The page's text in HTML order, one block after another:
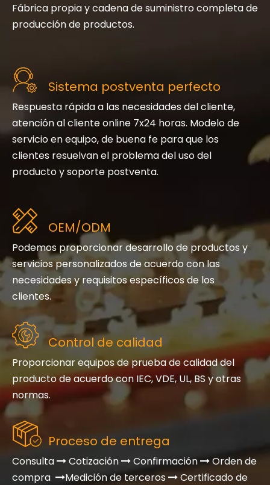
Fábrica propia y cadena de suministro completa de
producción de productos.
Sistema postventa perfecto
Respuesta rápida a las necesidades del cliente,
atención al cliente online 7x24 horas. Modelo de
servicio en equipo, de buena fe para que los
clientes resuelvan el problema del uso del
producto y soporte postventa.
OEM/ODM
Podemos proporcionar desarrollo de productos y
servicios personalizados de acuerdo con las
necesidades y requisitos específicos de los
clientes.
Control de calidad
Proporcionar equipos de prueba de calidad del
producto de acuerdo con IEC, VDE, UL, BS y otras
normas.
Proceso de entrega
Consulta  Cotización  Confirmación  Orden de
compra Medición de terceros  Certificado de